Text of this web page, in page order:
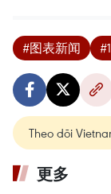
#图表新闻
Theo dõi
更多